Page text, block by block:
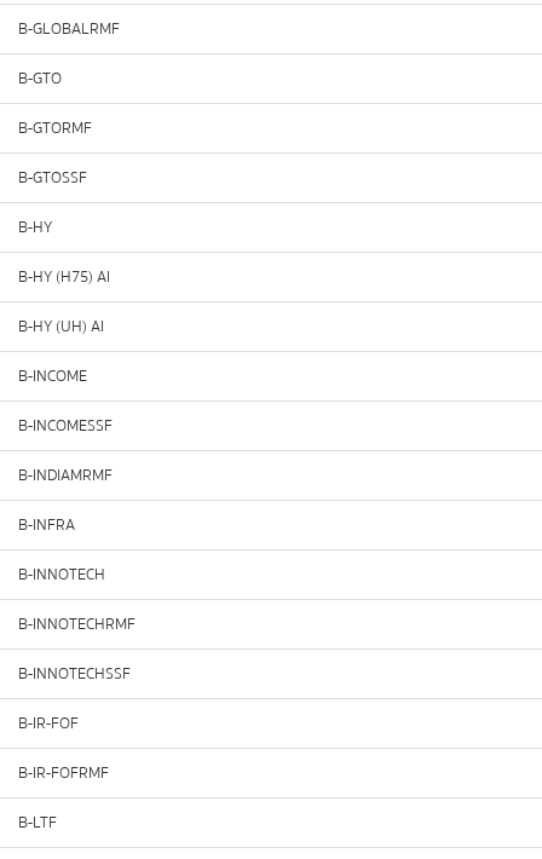
B-GLOBALRMF
B-GTO
B-GTORMF
B-GTOSSF
B-HY
B-HY (H75) AI
B-HY (UH) AI
B-INCOME
B-INCOMESSF
B-INDIAMRMF
B-INFRA
B-INNOTECH
B-INNOTECHRMF
B-INNOTECHSSF
B-IR-FOF
B-IR-FOFRMF
B-LTF